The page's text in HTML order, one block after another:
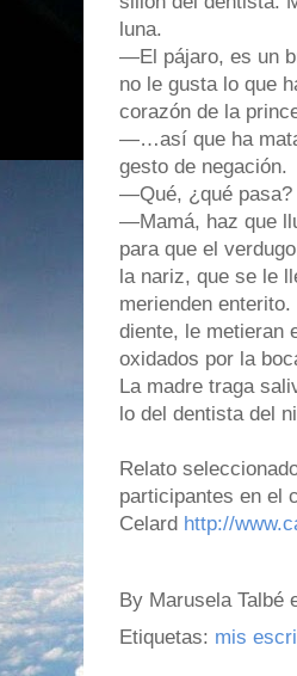
luna.
—El pájaro, es un
no le gusta lo que
corazón de la
—…así que ha
gesto de negación.
—Qué, ¿qué pasa?
—Mamá, haz que
para que el
la nariz, que se le
merienden
diente, le metieran
oxidados por la
La madre traga
lo del dentista del
Relato
participantes en el
Celard http://
By Marusela Talbé
Etiquetas: mis